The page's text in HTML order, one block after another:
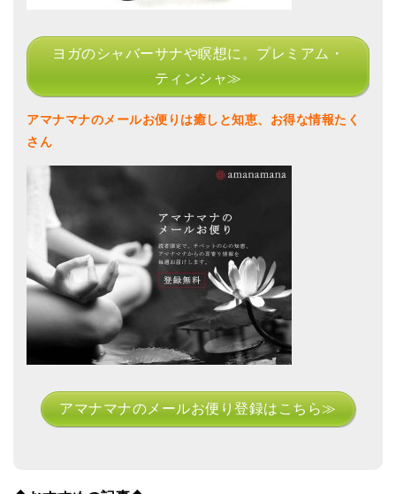
ヨガのシャバーサナや瞑想に。プレミアム・
ティンシャ≫
アマナマナのメールお便りは癒しと知恵、お得な情報たく
さん
アマナマナのメールお便り登録はこちら≫